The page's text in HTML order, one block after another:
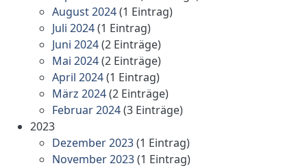
August 2024(1 Eintrag)
Juli 2024(1 Eintrag)
Juni 2024(2 Einträge)
Mai 2024(2 Einträge)
April 2024(1 Eintrag)
März 2024(2 Einträge)
Februar 2024(3 Einträge)
2023
Dezember 2023(1 Eintrag)
November 2023(1 Eintrag)